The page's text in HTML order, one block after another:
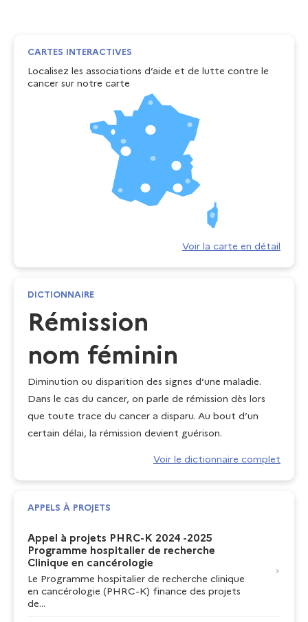
CARTES INTERACTIVES
Localisez les associations d’aide et de lutte contre le
cancer sur notre carte
Voir la carte en détail
DICTIONNAIRE
Rémission
nom féminin
Diminution ou disparition des signes d’une maladie.
Dans le cas du cancer, on parle de rémission dès lors
que toute trace du cancer a disparu. Au bout d’un
certain délai, la rémission devient guérison.
Voir le dictionnaire complet
APPELS À PROJETS
Appel à projets PHRC-K 2024 -2025
Programme hospitalier de recherche
Clinique en cancérologie
Le Programme hospitalier de recherche clinique
en cancérologie (PHRC-K) finance des projets
de...